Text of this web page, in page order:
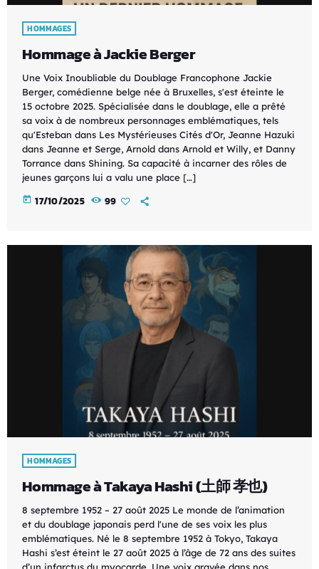
HOMMAGES
Hommage à Jackie Berger
Une Voix Inoubliable du Doublage Francophone Jackie
Berger, comédienne belge née à Bruxelles, s'est éteinte le
15 octobre 2025. Spécialisée dans le doublage, elle a prêté
sa voix à de nombreux personnages emblématiques, tels
qu'Esteban dans Les Mystérieuses Cités d'Or, Jeanne Hazuki
dans Jeanne et Serge, Arnold dans Arnold et Willy, et Danny
Torrance dans Shining. Sa capacité à incarner des rôles de
jeunes garçons lui a valu une place […]
today 17/10/2025 99
HOMMAGES
Hommage à Takaya Hashi (土師 孝也)
8 septembre 1952 – 27 août 2025 Le monde de l’animation
et du doublage japonais perd l'une de ses voix les plus
emblématiques. Né le 8 septembre 1952 à Tokyo, Takaya
Hashi s’est éteint le 27 août 2025 à l’âge de 72 ans des suites
d’un infarctus du myocarde. Une voix gravée dans nos